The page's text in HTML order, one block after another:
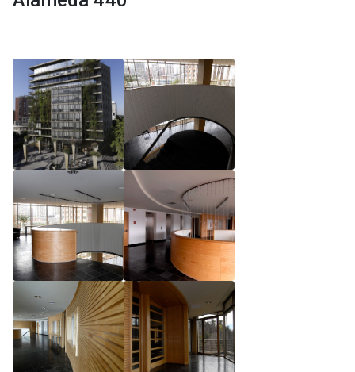
Reglamento de Magíster, Pontificia Universidad
Universidad Católica de Chile
Reglamento de Magíster, Pontificia Universidad
Católica de Chile LLM UC 2025
Reglamento de Seminarios de Graduación
Programa de Magíster en Derecho, LLM 2025